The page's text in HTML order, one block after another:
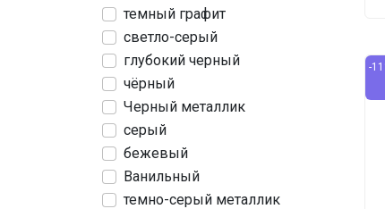
темный графит
светло-серый
глубокий черный
чёрный
Черный металлик
серый
бежевый
Ванильный
темно-серый металлик
-